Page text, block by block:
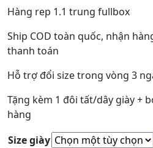
Hàng rep 1.1 trung fullbox
Ship COD toàn quốc, nhận
thanh toán
Hỗ trợ đổi size trong vòng 3
Tặng kèm 1 đôi tất/dây giày +
hàng
Size giày